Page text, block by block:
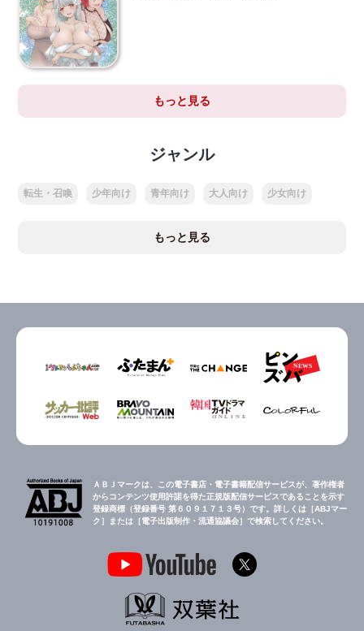
もっと見る
ジャンル
転生・召喚 少年向け 青年向け 大人向け 少女向け
もっと見る
ＡＢＪマークは、この電子書店・電子書籍配信サービスが、著作権者
からコンテンツ使用許諾を得た正規版配信サービスであることを示す
登録商標（登録番号 第６０９１７１３号）です。詳しくは［ABJマー
ク］または［電子出版制作・流通協議会］で検索してください。